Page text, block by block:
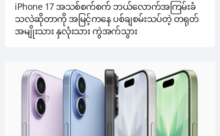
iPhone 17 အသစ်စက်စက် ဘယ်လောက်အကြမ်းခံ
သလဲဆိုတာကို အမြင့်ကနေ ပစ်ချစမ်းသပ်တဲ့ တရုတ်
အမျိုးသား နှလုံးသား ကွဲအက်သွား